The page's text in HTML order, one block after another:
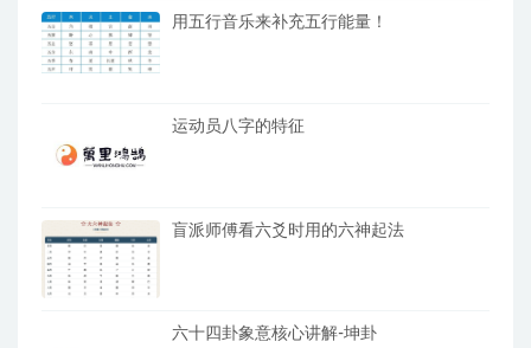
用五行音乐来补充五行能量！
运动员八字的特征
盲派师傅看六爻时用的六神起法
六十四卦象意核心讲解-坤卦